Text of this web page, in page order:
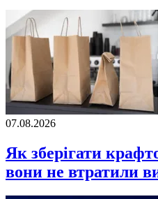
07.08.2026
Як зберігати
вони не втратили